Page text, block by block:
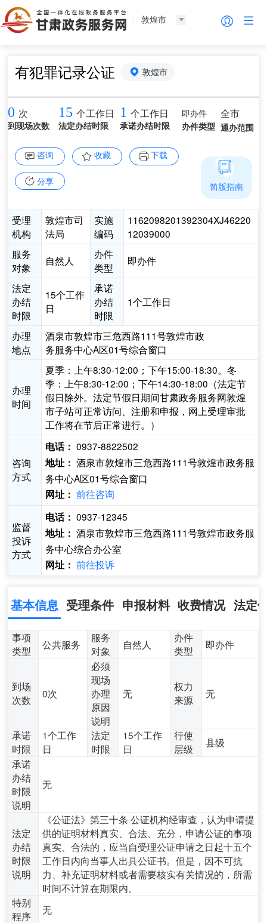
敦煌市
有犯罪记录公证 敦煌市
0 次
到现场次数
15 个工作日
法定办结时限
1 个工作日
承诺办结时限
即办件
办件类型
全市
通办范围
咨询 收藏 下载
分享
受理
机构
敦煌市司
法局
实施
编码
1162098201392304XJ46220
12039000
服务
对象
自然人
办件
类型
即办件
法定
办结
时限
15个工作
日
承诺
办结
时限
1个工作日
办理
地点
酒泉市敦煌市三危西路111号敦煌市政
务服务中心A区01号综合窗口
办理
时间
夏季：上午8:30-12:00；下午15:00-18:30。冬
季：上午8:30-12:00；下午14:30-18:00（法定节
假日除外。法定节假日期间甘肃政务服务网敦煌
市子站可正常访问、注册和申报，网上受理审批
工作将在节后正常进行。）
咨询
方式
电话： 0937-8822502
地址： 酒泉市敦煌市三危西路111号敦煌市政务服
务中心A区01号综合窗口
网址： 前往咨询
监督
投诉
方式
电话： 0937-12345
地址： 酒泉市敦煌市三危西路111号敦煌市政务服
务中心综合办公室
网址： 前往投诉
简版指南
基本信息 受理条件 申报材料 收费情况 法定
事项
类型
公共服务
服务
对象
自然人
办件
类型
即办件
到场
次数
0次
必须
现场
办理
原因
说明
无
权力
来源
无
承诺
时限
1个工作
日
法定
时限
15个工作
日
行使
层级
县级
承诺
办结
时限
说明
无
法定
办结
时限
说明
《公证法》第三十条 公证机构经审查，认为申请提
供的证明材料真实、合法、充分，申请公证的事项
真实、合法的，应当自受理公证申请之日起十五个
工作日内向当事人出具公证书。但是，因不可抗
力、补充证明材料或者需要核实有关情况的，所需
时间不计算在期限内。
特别
程序
无